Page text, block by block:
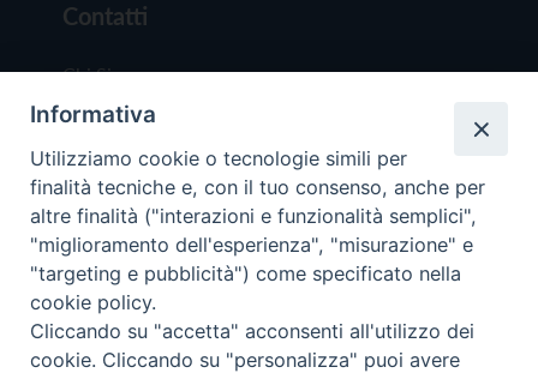
Contatti
Chi Siamo
Redazione
Scrivici
Copyright © 2019 - Tutti i diritti riservati - Vita
Trentina Editrice
Informativa
Utilizziamo cookie o tecnologie simili per
finalità tecniche e, con il tuo consenso, anche per
altre finalità ("interazioni e funzionalità semplici",
"miglioramento dell'esperienza", "misurazione" e
"targeting e pubblicità") come specificato nella
cookie policy.
Cliccando su "accetta" acconsenti all'utilizzo dei
cookie. Cliccando su "personalizza" puoi avere